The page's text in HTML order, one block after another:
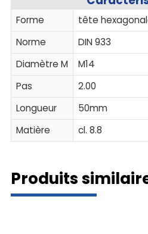
Forme
tête
Norme
DIN 933
Diamètre M
M14
Pas
2.00
Longueur
50mm
Matière
cl. 8.8
Produits